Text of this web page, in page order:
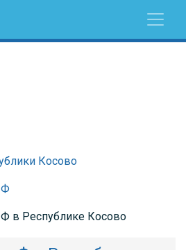
Косово
Ф
Ф в Республике Косово